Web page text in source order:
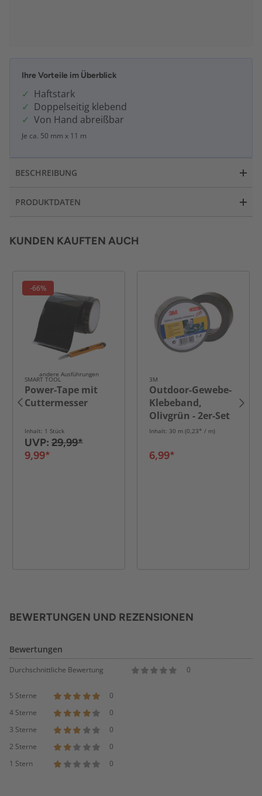
Ihre Vorteile im Überblick
Haftstark
Doppelseitig klebend
Von Hand abreißbar
Je ca. 50 mm x 11 m
BESCHREIBUNG
PRODUKTDATEN
KUNDEN KAUFTEN AUCH
-66%
andere Ausführungen
SMART TOOL
Power-Tape mit
Cuttermesser
Inhalt: 1 Stück
UVP: 29,99*
9,99*
3M
Outdoor-Gewebe-
Klebeband,
Olivgrün - 2er-Set
Inhalt: 30 m (0,23* / m)
6,99*
BEWERTUNGEN UND REZENSIONEN
Bewertungen
Durchschnittliche Bewertung 0
5 Sterne
0
4 Sterne
0
3 Sterne
0
2 Sterne
0
1 Stern
0